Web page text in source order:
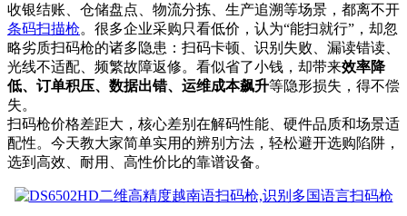
收银结账、仓储盘点、物流分拣、生产追溯等场景，都离不开
条码扫描枪。很多企业采购只看低价，认为“能扫就行”，却忽
略劣质扫码枪的诸多隐患：扫码卡顿、识别失败、漏读错读、
光线不适配、频繁故障返修。看似省了小钱，却带来效率降
低、订单积压、数据出错、运维成本飙升等隐形损失，得不偿
失。
扫码枪价格差距大，核心差别在解码性能、硬件品质和场景适
配性。今天教大家简单实用的辨别方法，轻松避开选购陷阱，
选到高效、耐用、高性价比的靠谱设备。